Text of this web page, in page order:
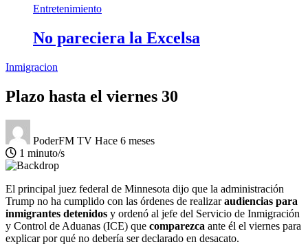
Entretenimiento
No pareciera la Excelsa
Inmigracion
Plazo hasta el viernes 30
PoderFM TV Hace 6 meses
1 minuto/s
El principal juez federal de Minnesota dijo que la administración
Trump no ha cumplido con las órdenes de realizaraudiencias para
inmigrantes detenidos y ordenó al jefe del Servicio de Inmigración
y Control de Aduanas (ICE) que comparezca ante él el viernes para
explicar por qué no debería ser declarado en desacato.